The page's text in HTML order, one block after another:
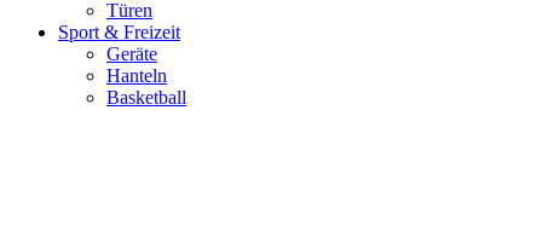
Türen
Sport & Freizeit
Geräte
Hanteln
Basketball